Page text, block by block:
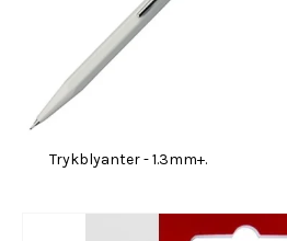
Trykblyanter - 1.3mm+.